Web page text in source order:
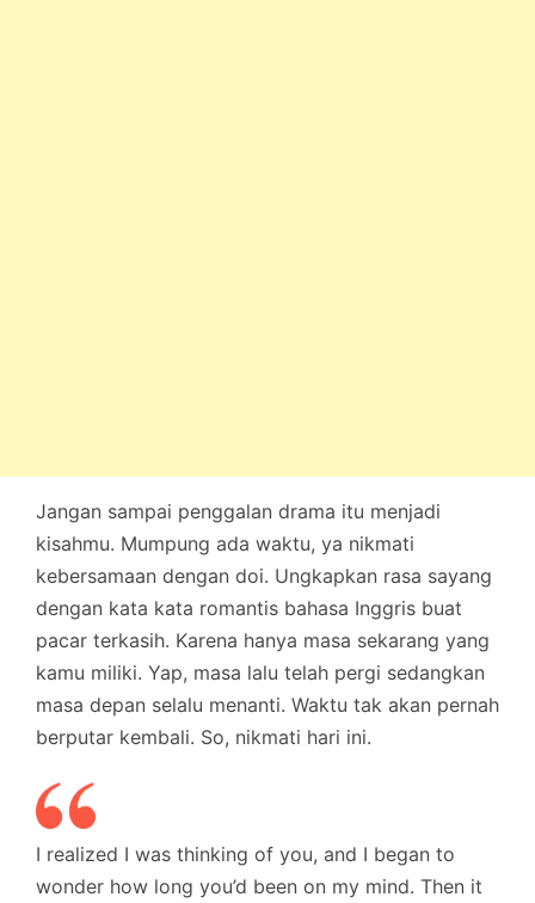
Jangan sampai penggalan drama itu menjadi
kisahmu. Mumpung ada waktu, ya nikmati
kebersamaan dengan doi. Ungkapkan rasa sayang
dengan kata kata romantis bahasa Inggris buat
pacar terkasih. Karena hanya masa sekarang yang
kamu miliki. Yap, masa lalu telah pergi sedangkan
masa depan selalu menanti. Waktu tak akan pernah
berputar kembali. So, nikmati hari ini.
I realized I was thinking of you, and I began to
wonder how long you’d been on my mind. Then it